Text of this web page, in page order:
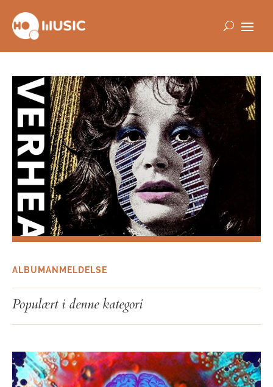
ALBUMANMELDELSE
Riverhead: Cancer
Populært i denne kategori